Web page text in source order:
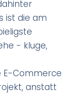
ist die am
- kluge,
E-Commerce
anstatt